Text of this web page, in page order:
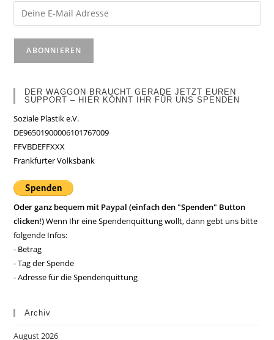
DER WAGGON BRAUCHT GERADE JETZT EUREN
SUPPORT – HIER KÖNNT IHR FÜR UNS SPENDEN
Soziale Plastik e.V.
DE96501900006101767009
FFVBDEFFXXX
Frankfurter Volksbank
Oder ganz bequem mit Paypal (einfach den "Spenden" Button
clicken!)Wenn Ihr eine Spendenquittung wollt, dann gebt uns bitte
folgende Infos:
- Betrag
- Tag der Spende
- Adresse für die Spendenquittung
Archiv
August 2026